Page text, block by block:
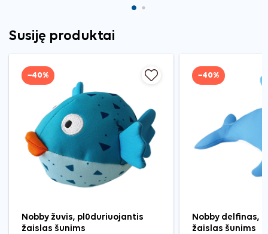
Susiję produktai
−40%
Nobby žuvis, plūduriuojantis
žaislas šunims
−40%
Nobby delfinas,
žaislas šunims